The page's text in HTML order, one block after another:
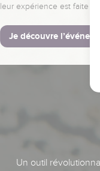
leur expérience est faite
Je découvre
Un outil